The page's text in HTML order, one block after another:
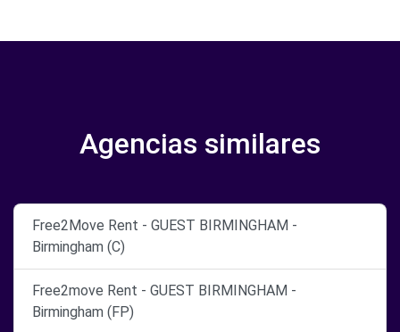
Agencias similares
Free2Move Rent - GUEST BIRMINGHAM -
Birmingham (C)
Free2move Rent - GUEST BIRMINGHAM -
Birmingham (FP)